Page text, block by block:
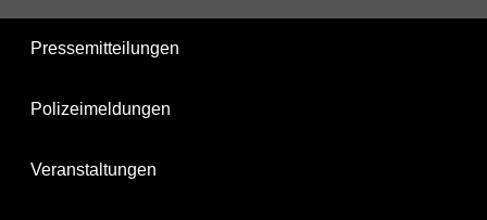
Pressemitteilungen
Polizeimeldungen
Veranstaltungen